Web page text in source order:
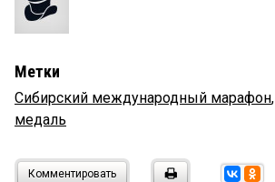
Метки
Сибирский международный марафон,
медаль
Комментировать